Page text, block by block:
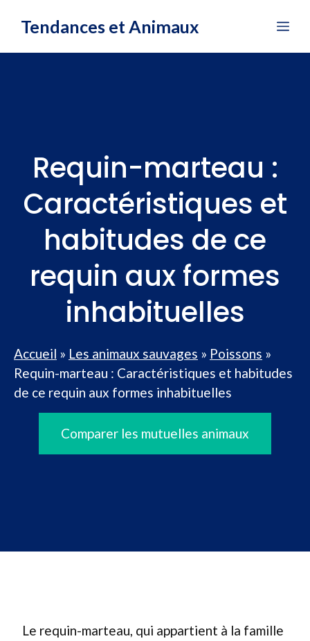
Tendances et Animaux
Requin-marteau :
Caractéristiques et
habitudes de ce
requin aux formes
inhabituelles
Accueil » Les animaux sauvages » Poissons »
Requin-marteau : Caractéristiques et habitudes
de ce requin aux formes inhabituelles
Comparer les mutuelles animaux
Le requin-marteau, qui appartient à la famille